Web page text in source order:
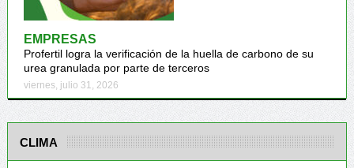
EMPRESAS
Profertil logra la verificación de la huella de carbono de su
urea granulada por parte de terceros
viernes, julio 31, 2026
CLIMA